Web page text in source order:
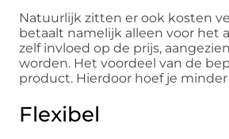
Natuurlijk zitten er ook kosten
betaalt namelijk alleen voor het
zelf invloed op de prijs,
worden. Het voordeel van de
product. Hierdoor hoef je
Flexibel